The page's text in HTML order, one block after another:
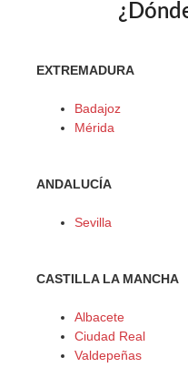
EXTREMADURA
Badajoz
Mérida
ANDALUCÍA
Sevilla
CASTILLA LA MANCHA
Albacete
Ciudad Real
Valdepeñas